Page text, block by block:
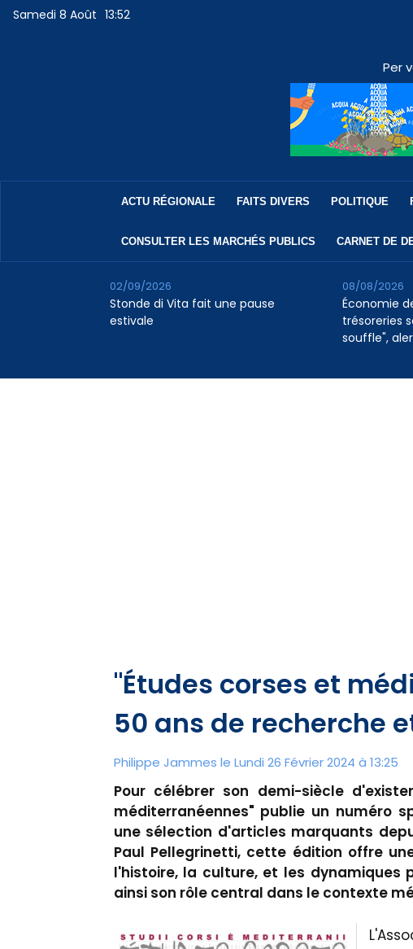
Samedi 8 Août 13:52
Per
ACTU RÉGIONALE FAITS DIVERS POLITIQUE
CONSULTER LES MARCHÉS PUBLICS CARNET DE
Stonde di Vita fait une pause
estivale
02/09/2026
Économie
trésoreries
souffle",
08/08/2026
"Études corses et
50 ans de recherche
Philippe Jammes le Lundi 26 Février 2024 à 13:25
Pour célébrer son demi-siècle
méditerranéennes" publie un numéro
une sélection d'articles marquants
Paul Pellegrinetti, cette édition offre
l'histoire, la culture, et les dynamiques
ainsi son rôle central dans le contexte